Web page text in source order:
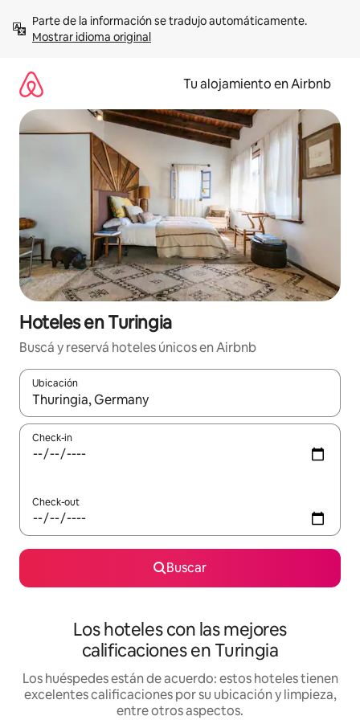
contenidoMostrar idioma original
Tu alojamiento en Airbnb
Hoteles en Turingia
Buscá y reservá hoteles únicos en Airbnb
Ubicación
Cuando los resultados estén disponibles, navegá con las
Check-in
Check-out
Buscar
Los hoteles con las mejores
calificaciones en Turingia
Los huéspedes están de acuerdo: estos hoteles tienen
excelentes calificaciones por su ubicación y limpieza,
entre otros aspectos.